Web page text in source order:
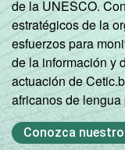
de la UNESCO.
estratégicos de la
esfuerzos para
de la información y
actuación de
africanos de lengua
Conozca